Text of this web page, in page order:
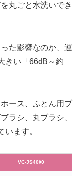
丸ごと水洗いでき
た影響なのか、運
きい「66dB～約
ース、ふとん用ブ
ラシ、丸ブラシ、
います。
VC-JS4000